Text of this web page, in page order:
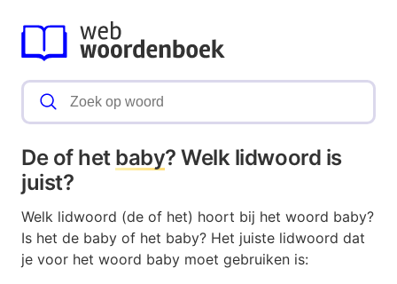
De of het baby? Welk lidwoord is
juist?
Welk lidwoord (de of het) hoort bij het woord baby?
Is het de baby of het baby? Het juiste lidwoord dat
je voor het woord baby moet gebruiken is: